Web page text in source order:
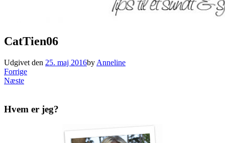
CatTien06
Udgivet den 25. maj 2016by Anneline
Forrige
Næste
Hvem er jeg?